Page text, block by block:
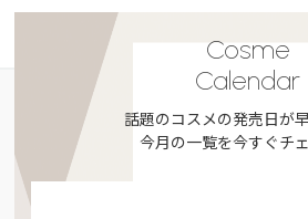
Cosme
Calendar
話題のコスメの発売日が
今月の一覧を今すぐチ